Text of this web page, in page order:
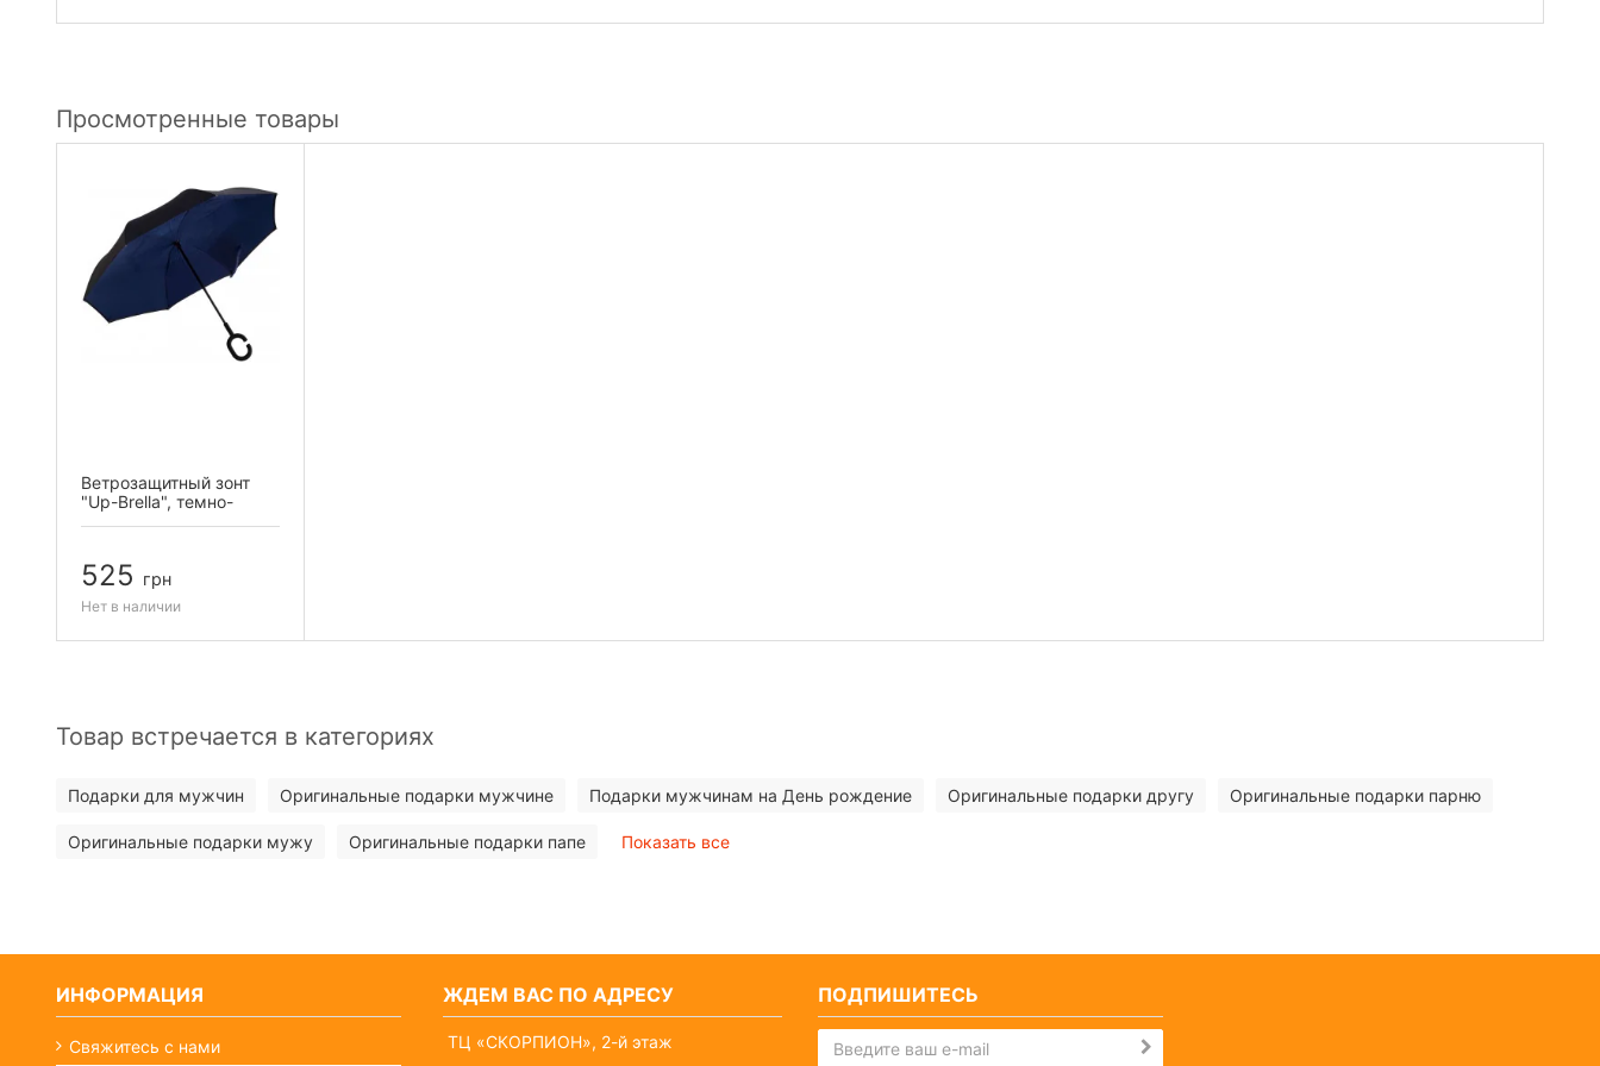
Просмотренные товары
Ветрозащитный зонт
"Up-Brella", темно-
525 грн
Нет в наличии
Товар встречается в категориях
Подарки для мужчин Оригинальные подарки мужчине Подарки мужчинам на День рождение Оригинальные подарки другу Оригинальные подарки парню
Оригинальные подарки мужу Оригинальные подарки папе Показать все
ИНФОРМАЦИЯ
Свяжитесь с нами
ЖДЕМ ВАС ПО АДРЕСУ
ТЦ «СКОРПИОН», 2-й этаж
ПОДПИШИТЕСЬ